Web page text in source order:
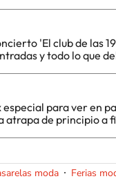
'El club de las
y todo lo que
especial para ver en
atrapa de principio a
moda Ferias